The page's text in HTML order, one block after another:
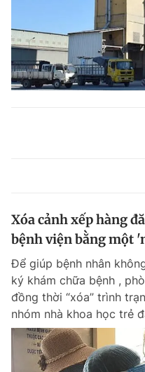
Xóa cảnh xếp hàng
bệnh viện bằng một
Để giúp bệnh nhân
ký khám chữa bệnh ,
đồng thời “xóa” trình
nhóm nhà khoa học trẻ